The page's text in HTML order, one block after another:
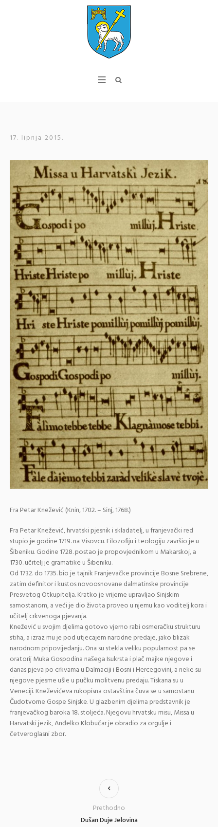
17. lipnja 2015.
Fra Petar Knežević (Knin, 1702. – Sinj, 1768.)
Fra Petar Knežević, hrvatski pjesnik i skladatelj, u franjevački red
stupio je godine 1719. na Visovcu. Filozofiju i teologiju završio je u
Šibeniku. Godine 1728. postao je propovjednikom u Makarskoj, a
1730. učitelj je gramatike u Šibeniku.
Od 1732. do 1735. bio je tajnik Franjevačke provincije Bosne Srebrene,
zatim definitor i kustos novoosnovane dalmatinske provincije
Presvetog Otkupitelja. Kratko je vrijeme upravljao Sinjskim
samostanom, a veći je dio života proveo u njemu kao voditelj kora i
učitelj crkvenoga pjevanja.
Knežević u svojim djelima gotovo vjerno rabi osmeračku strukturu
stiha, a izraz mu je pod utjecajem narodne predaje, jako blizak
narodnom pripovijedanju. Ona su stekla veliku popularnost pa se
oratorij Muka Gospodina našega Isukrsta i plač majke njegove i
danas pjeva po crkvama u Dalmaciji i Bosni i Hercegovini, a neke su
njegove pjesme ušle u pučku molitvenu predaju. Tiskana su u
Veneciji. Kneževićeva rukopisna ostavština čuva se u samostanu
Čudotvorne Gospe Sinjske. U glazbenim djelima predstavnik je
franjevačkog baroka 18. stoljeća. Njegovu hrvatsku misu, Missa u
Harvatski jezik, Anđelko Klobučar je obradio za orgulje i
četveroglasni zbor.
Dušan Duje Jelovina
Prethodno